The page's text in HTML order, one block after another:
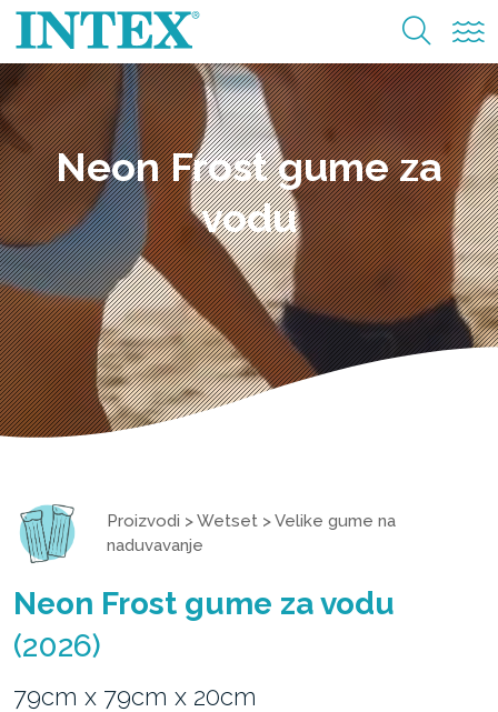
Neon Frost gume za
vodu
Proizvodi >Wetset >Velike gume na
naduvavanje
Neon Frost gume za vodu
(2026)
79cm x 79cm x 20cm